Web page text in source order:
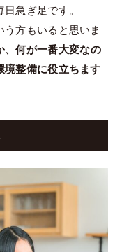
急ぎ足です。
方もいると思いま
、何が一番大変なの
境整備に役立ちます